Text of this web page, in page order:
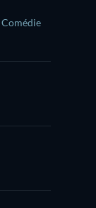
Comédie